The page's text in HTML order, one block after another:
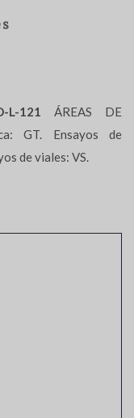
L-121 ÁREAS DE
GT. Ensayos de
de viales: VS.